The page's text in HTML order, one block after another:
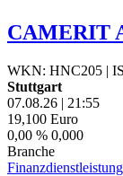
CAMERIT
WKN: HNC205 |
Stuttgart
07.08.26 | 21:55
19,100 Euro
0,00 % 0,000
Branche